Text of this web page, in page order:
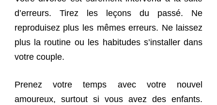
d’erreurs. Tirez les leçons du passé. Ne
reproduisez plus les mêmes erreurs. Ne laissez
plus la routine ou les habitudes s’installer dans
votre couple.
Prenez votre temps avec votre nouvel
amoureux, surtout si vous avez des enfants.